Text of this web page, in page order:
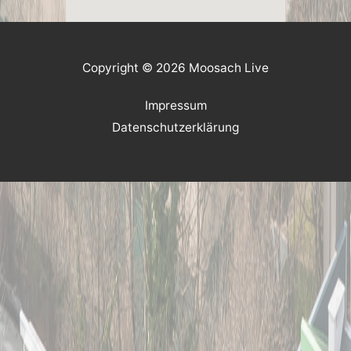
Copyright © 2026 Moosach Live
Impressum
Datenschutzerklärung